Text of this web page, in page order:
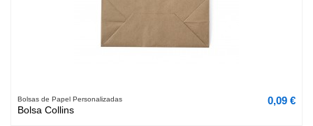
Bolsas de Papel Personalizadas
Bolsa Collins
0,09 €